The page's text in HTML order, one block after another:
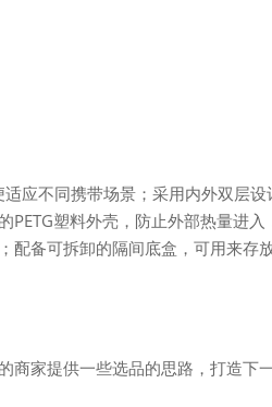
应不同携带场景；采用内外双层设
塑料外壳，防止外部热量进入
配备可拆卸的隔间底盒，可用来存
商家提供一些选品的思路，打造下